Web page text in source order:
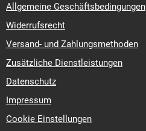
Allgemeine Geschäftsbedingungen
Widerrufsrecht
Versand- und Zahlungsmethoden
Zusätzliche Dienstleistungen
Datenschutz
Impressum
Cookie Einstellungen